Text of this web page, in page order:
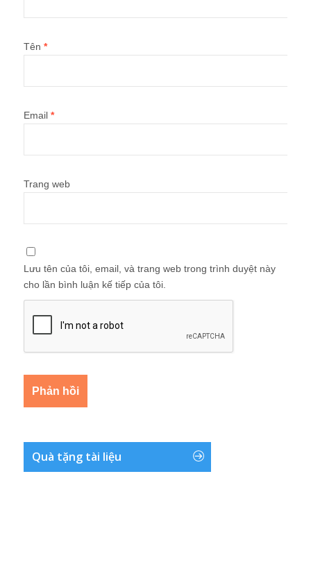
Tên *
Email *
Trang web
Lưu tên của tôi, email, và trang web trong trình duyệt này
cho lần bình luận kế tiếp của tôi.
Quà tặng tài liệu